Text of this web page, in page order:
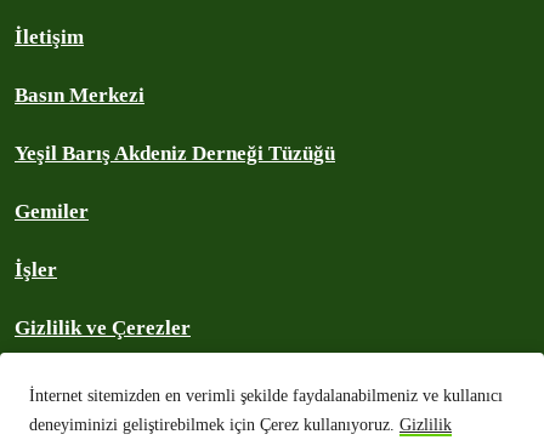
İnternet sitemizden en verimli şekilde faydalanabilmeniz ve kullanıcı
deneyiminizi geliştirebilmek için Çerez kullanıyoruz. Gizlilik
İletişim
Basın Merkezi
Yeşil Barış Akdeniz Derneği Tüzüğü
Gemiler
İşler
Gizlilik ve Çerezler
Telif Hakları